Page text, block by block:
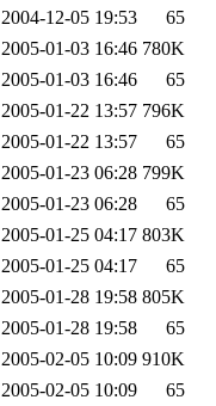
2004-12-05 19:53
65
2005-01-03 16:46 780K
2005-01-03 16:46
65
2005-01-22 13:57 796K
2005-01-22 13:57
65
2005-01-23 06:28 799K
2005-01-23 06:28
65
2005-01-25 04:17 803K
2005-01-25 04:17
65
2005-01-28 19:58 805K
2005-01-28 19:58
65
2005-02-05 10:09 910K
2005-02-05 10:09
65